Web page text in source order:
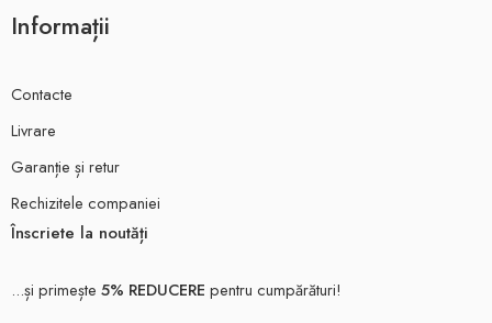
Informații
Contacte
Livrare
Garanție și retur
Rechizitele companiei
Înscriete la noutăți
...și primește 5% REDUCERE pentru cumpărături!